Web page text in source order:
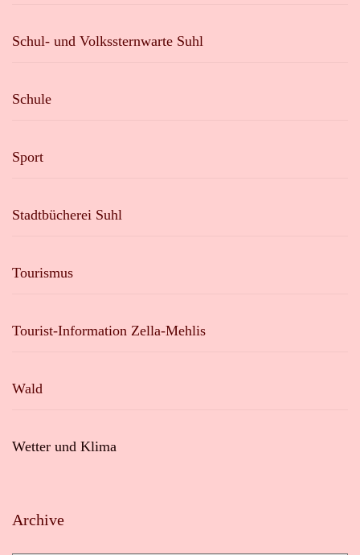
Schul- und Volkssternwarte Suhl
Schule
Sport
Stadtbücherei Suhl
Tourismus
Tourist-Information Zella-Mehlis
Wald
Wetter und Klima
Archive